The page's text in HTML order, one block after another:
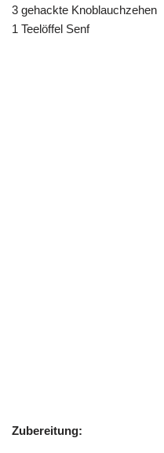
3 gehackte Knoblauchzehen
1 Teelöffel Senf
Zubereitung: